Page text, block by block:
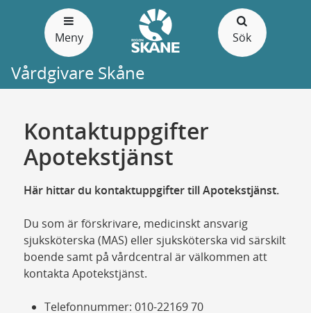
Meny Sök
Vårdgivare Skåne
Kontaktuppgifter
Apotekstjänst
Här hittar du kontaktuppgifter till Apotekstjänst.
Du som är förskrivare, medicinskt ansvarig
sjuksköterska (MAS) eller sjuksköterska vid särskilt
boende samt på vårdcentral är välkommen att
kontakta Apotekstjänst.
Telefonnummer: 010-22169 70